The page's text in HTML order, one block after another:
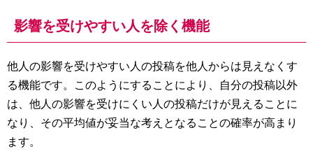
影響を受けやすい人を除く機能
他人の影響を受けやすい人の投稿を他人からは見えなくす
る機能です。このようにすることにより、自分の投稿以外
は、他人の影響を受けにくい人の投稿だけが見えることに
なり、その平均値が妥当な考えとなることの確率が高まり
ます。